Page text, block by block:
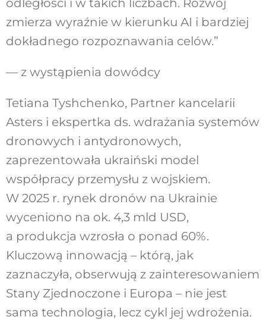
odległości i w takich liczbach. Rozwój
zmierza wyraźnie w kierunku AI i bardziej
dokładnego rozpoznawania celów.”
— z wystąpienia dowódcy
Tetiana Tyshchenko, Partner kancelarii
Asters i ekspertka ds. wdrażania systemów
dronowych i antydronowych,
zaprezentowała ukraiński model
współpracy przemysłu z wojskiem.
W 2025 r. rynek dronów na Ukrainie
wyceniono na ok. 4,3 mld USD,
a produkcja wzrosła o ponad 60%.
Kluczową innowacją – którą, jak
zaznaczyła, obserwują z zainteresowaniem
Stany Zjednoczone i Europa – nie jest
sama technologia, lecz cykl jej wdrożenia.